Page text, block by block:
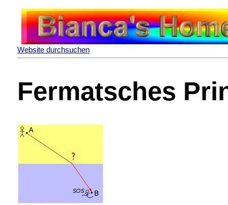
Website durchsuchen
Fermatsches